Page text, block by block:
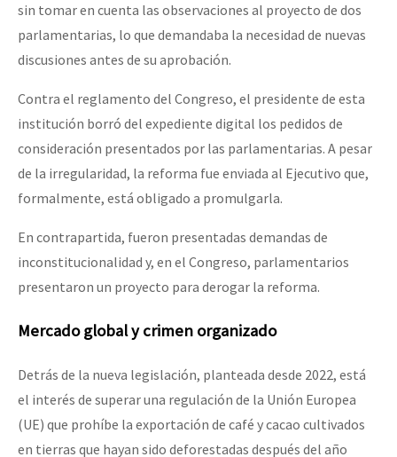
sin tomar en cuenta las observaciones al proyecto de dos
parlamentarias, lo que demandaba la necesidad de nuevas
discusiones antes de su aprobación.
Contra el reglamento del Congreso, el presidente de esta
institución borró del expediente digital los pedidos de
consideración presentados por las parlamentarias. A pesar
de la irregularidad, la reforma fue enviada al Ejecutivo que,
formalmente, está obligado a promulgarla.
En contrapartida, fueron presentadas demandas de
inconstitucionalidad y, en el Congreso, parlamentarios
presentaron un proyecto para derogar la reforma.
Mercado global y crimen organizado
Detrás de la nueva legislación, planteada desde 2022, está
el interés de superar una regulación de la Unión Europea
(UE) que prohíbe la exportación de café y cacao cultivados
en tierras que hayan sido deforestadas después del año